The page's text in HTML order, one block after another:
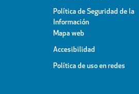
Política de Seguridad de la
Información
Mapa web
Accesibilidad
Política de uso en redes